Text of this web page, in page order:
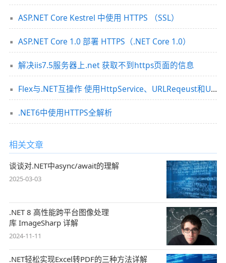
ASP.NET Core Kestrel 中使用 HTTPS （SSL）
ASP.NET Core 1.0 部署 HTTPS（.NET Core 1.0）
解决iis7.5服务器上.net 获取不到https页面的信息
Flex与.NET互操作 使用HttpService、URLReqeust和URLLoader加载/传输数据
.NET6中使用HTTPS全解析
相关文章
谈谈对.NET中async/await的理解
2025-03-03
.NET 8 高性能跨平台图像处理
库 ImageSharp 详解
2024-11-11
.NET轻松实现Excel转PDF的三种方法详解